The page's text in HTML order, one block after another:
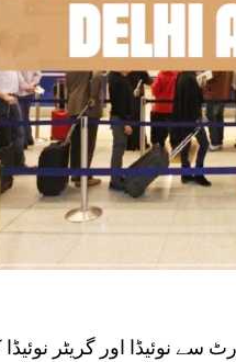
سے نوئیڈا اور گریٹر